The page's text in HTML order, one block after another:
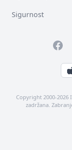
Sigurnost
Copyright 2000-2026
zadržana.